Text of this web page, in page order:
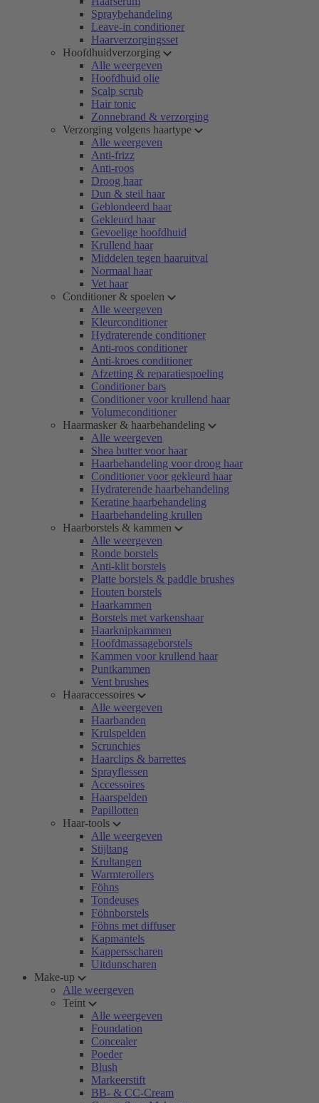
Spraybehandeling
Leave-in conditioner
Haarverzorgingsset
Hoofdhuidverzorging
Alle weergeven
Hoofdhuid olie
Scalp scrub
Hair tonic
Zonnebrand & verzorging
Verzorging volgens haartype
Alle weergeven
Anti-frizz
Anti-roos
Droog haar
Dun & steil haar
Geblondeerd haar
Gekleurd haar
Gevoelige hoofdhuid
Krullend haar
Middelen tegen haaruitval
Normaal haar
Vet haar
Conditioner & spoelen
Alle weergeven
Kleurconditioner
Hydraterende conditioner
Anti-roos conditioner
Anti-kroes conditioner
Afzetting & reparatiespoeling
Conditioner bars
Conditioner voor krullend haar
Volumeconditioner
Haarmasker & haarbehandeling
Alle weergeven
Shea butter voor haar
Haarbehandeling voor droog haar
Conditioner voor gekleurd haar
Hydraterende haarbehandeling
Keratine haarbehandeling
Haarbehandeling krullen
Haarborstels & kammen
Alle weergeven
Ronde borstels
Anti-klit borstels
Platte borstels & paddle brushes
Houten borstels
Haarkammen
Borstels met varkenshaar
Haarknipkammen
Hoofdmassageborstels
Kammen voor krullend haar
Puntkammen
Vent brushes
Haaraccessoires
Alle weergeven
Haarbanden
Krulspelden
Scrunchies
Haarclips & barrettes
Sprayflessen
Accessoires
Haarspelden
Papillotten
Haar-tools
Alle weergeven
Stijltang
Krultangen
Warmterollers
Föhns
Tondeuses
Föhnborstels
Föhns met diffuser
Kapmantels
Kappersscharen
Uitdunscharen
Make-up
Alle weergeven
Teint
Alle weergeven
Foundation
Concealer
Poeder
Blush
Markeerstift
BB- & CC-Cream